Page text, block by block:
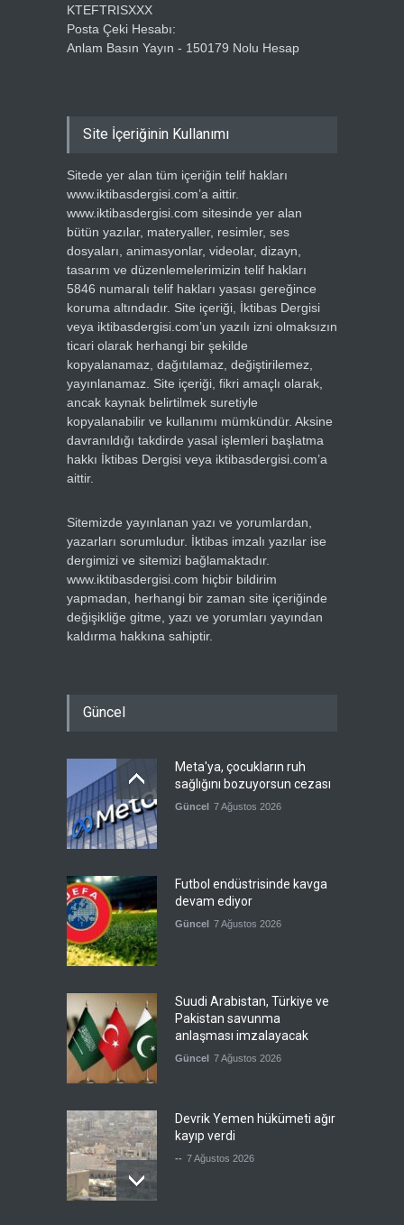
KTEFTRISXXX
Posta Çeki Hesabı:
Anlam Basın Yayın - 150179 Nolu Hesap
Site İçeriğinin Kullanımı
Sitede yer alan tüm içeriğin telif hakları
www.iktibasdergisi.com’a aittir.
www.iktibasdergisi.com sitesinde yer alan
bütün yazılar, materyaller, resimler, ses
dosyaları, animasyonlar, videolar, dizayn,
tasarım ve düzenlemelerimizin telif hakları
5846 numaralı telif hakları yasası gereğince
koruma altındadır. Site içeriği, İktibas Dergisi
veya iktibasdergisi.com’un yazılı izni olmaksızın
ticari olarak herhangi bir şekilde
kopyalanamaz, dağıtılamaz, değiştirilemez,
yayınlanamaz. Site içeriği, fikri amaçlı olarak,
ancak kaynak belirtilmek suretiyle
kopyalanabilir ve kullanımı mümkündür. Aksine
davranıldığı takdirde yasal işlemleri başlatma
hakkı İktibas Dergisi veya iktibasdergisi.com’a
aittir.
Sitemizde yayınlanan yazı ve yorumlardan,
yazarları sorumludur. İktibas imzalı yazılar ise
dergimizi ve sitemizi bağlamaktadır.
www.iktibasdergisi.com hiçbir bildirim
yapmadan, herhangi bir zaman site içeriğinde
değişikliğe gitme, yazı ve yorumları yayından
kaldırma hakkına sahiptir.
Güncel
Meta'ya, çocukların ruh
sağlığını bozuyorsun cezası
Güncel 7 Ağustos 2026
Futbol endüstrisinde kavga
devam ediyor
Güncel 7 Ağustos 2026
Suudi Arabistan, Türkiye ve
Pakistan savunma
anlaşması imzalayacak
Güncel 7 Ağustos 2026
Devrik Yemen hükümeti ağır
kayıp verdi
-- 7 Ağustos 2026